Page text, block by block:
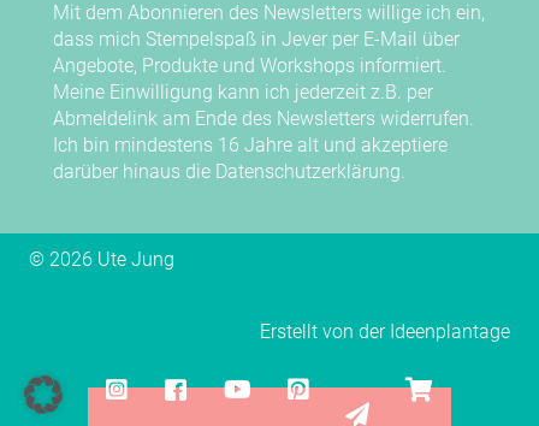
InstagramFacebookYouTubePinterest YouTube
Mit dem Abonnieren des Newsletters willige ich ein,
dass mich Stempelspaß in Jever per E-Mail über
Angebote, Produkte und Workshops informiert.
Meine Einwilligung kann ich jederzeit z.B. per
Abmeldelink am Ende des Newsletters widerrufen.
Ich bin mindestens 16 Jahre alt und akzeptiere
darüber hinaus die Datenschutzerklärung.
© 2026 Ute Jung
Erstellt von der Ideenplantage